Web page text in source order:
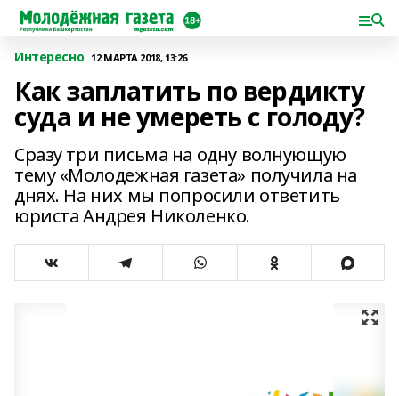
Интересно 12 МАРТА 2018, 13:26
Как заплатить по вердикту
суда и не умереть с голоду?
Сразу три письма на одну волнующую
тему «Молодежная газета» получила на
днях. На них мы попросили ответить
юриста Андрея Николенко.